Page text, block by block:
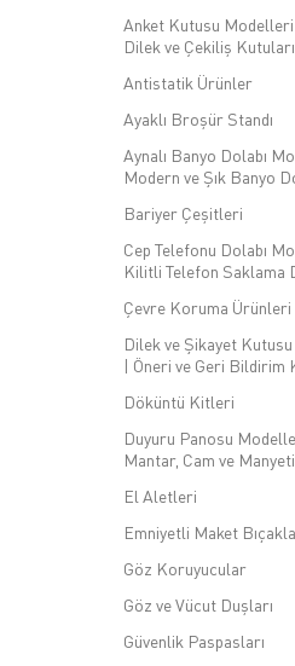
Anket Kutusu Modelleri
Dilek ve Çekiliş Kutuları
Antistatik Ürünler
Ayaklı Broşür Standı
Aynalı Banyo Dolabı
Modern ve Şık Banyo
Bariyer Çeşitleri
Cep Telefonu Dolabı
Kilitli Telefon Saklama
Çevre Koruma Ürünleri
Dilek ve Şikayet
| Öneri ve Geri Bildirim
Döküntü Kitleri
Duyuru Panosu
Mantar, Cam ve
El Aletleri
Emniyetli Maket
Göz Koruyucular
Göz ve Vücut Duşları
Güvenlik Paspasları